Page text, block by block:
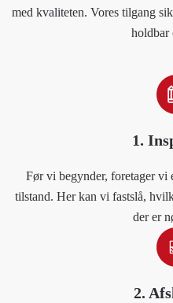
med kvaliteten. Vores tilgang
holdbar
1.
Før vi begynder, foretager
tilstand. Her kan vi fastslå,
der er
2.